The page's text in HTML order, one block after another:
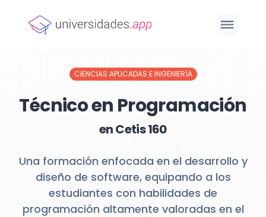
CIENCIAS APLICADAS E INGENIERÍA
Técnico en Programación
en Cetis 160
Una formación enfocada en el desarrollo y
diseño de software, equipando a los
estudiantes con habilidades de
programación altamente valoradas en el